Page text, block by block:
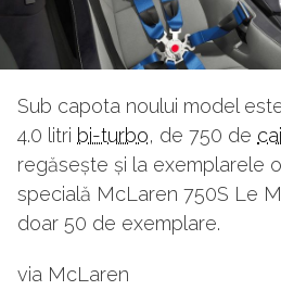
Sub capota noului model
4.0 litri bi-turbo, de 750 de
regăsește și la exemplarele
specială McLaren 750S Le
doar 50 de exemplare.
via McLaren